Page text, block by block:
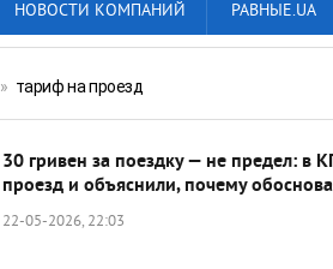
НОВОСТИ КОМПАНИЙ РАВНЫЕ.UA
» тариф на проезд
30 гривен за поездку — не предел: в
проезд и объяснили, почему
22-05-2026, 22:03